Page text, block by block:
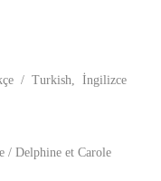
/ Turkish, İngilizce
/ Delphine et Carole